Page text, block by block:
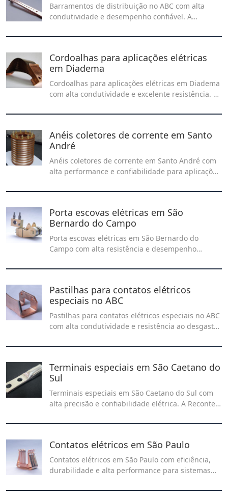
Barramentos de distribuição no ABC com alta
condutividade e desempenho confiável. A
elétricos industriais, garantindo segurança,
Cordoalhas para aplicações elétricas
em Diadema
Cordoalhas para aplicações elétricas em Diadema
com alta condutividade e excelente resistência. A
elétricos industriais que exigem segurança,
Anéis coletores de corrente em Santo
André
Anéis coletores de corrente em Santo André com
alta performance e confiabilidade para aplicações
especializado!
Porta escovas elétricas em São
Bernardo do Campo
Porta escovas elétricas em São Bernardo do
Campo com alta resistência e desempenho
para sistemas elétricos industriais, garantindo
Pastilhas para contatos elétricos
especiais no ABC
Pastilhas para contatos elétricos especiais no ABC
com alta condutividade e resistência ao desgaste.
precisão e durabilidade. Solicite já um orçamento
Terminais especiais em São Caetano do
Sul
Terminais especiais em São Caetano do Sul com
alta precisão e confiabilidade elétrica. A Recontel
industriais que exigem desempenho,
Contatos elétricos em São Paulo
Contatos elétricos em São Paulo com eficiência,
durabilidade e alta performance para sistemas
soluções no nosso artigo especializado!